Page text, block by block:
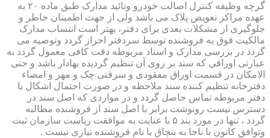
گرچه وظیفه کنترل اصالت خودرو وتائید مدارک طبق ماده ۲۰ به
عهده مراکز تعویض پلاک می باشد ولی از جهت اطمینان خاطر و
جلوگیری از مشکلات بعدی برای دفتر، بهتر است انتساب مدارک
مالکیت فوق به فروشنده توسط سردفتر احراز گردد وتوصیه می
گردد در بررسی مدارک و اسناد مربوطه دقت کافی معمول گردد به
عبارتی اوراقی که سند بر روی آن تنظیم گردیده بهادار باشد و حتی
الامکان در قسمت اوراق مفقودی و سرقتی چک و مهر و امضاء
دفترخانه تنظیم کننده سند ملاحظه و در صورت احتمال اشکال با
دفتر مربوطه تماس حاصل گردد و در مواردی که اصل سند در
دسترس نیست رونوشت برابر با اصل سند از فروشنده مطالبه
گردد ، تنها در مورد بند ۵ با عنایت به موافقت ریاست سازمان ثبت
وتوافق کانون با ناجا به بنچاق با نام فروشنده نیازی نیست .